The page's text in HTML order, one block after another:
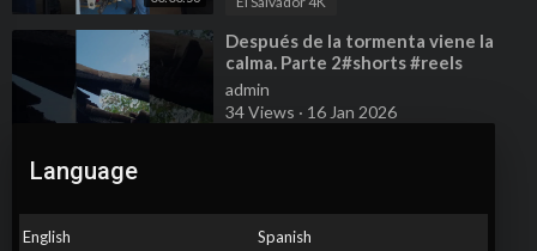
⁣Después de la tormenta viene la
calma. Parte 2#shorts #reels
#ayudasocial
admin
34 Views · 16 Jan 2026
#ayudasocial
admin
Language
English Spanish